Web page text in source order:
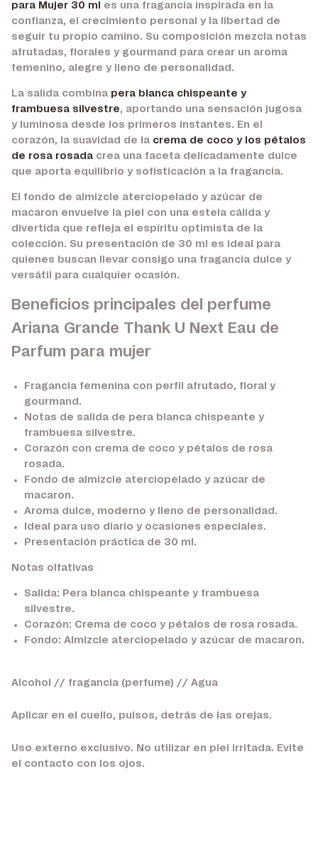
para Mujer 30 ml
es una fragancia inspirada en la
confianza, el crecimiento personal y la libertad de
seguir tu propio camino. Su composición mezcla notas
afrutadas, florales y gourmand para crear un aroma
femenino, alegre y lleno de personalidad.
La salida combina pera blanca chispeante y
frambuesa silvestre, aportando una sensación jugosa
y luminosa desde los primeros instantes. En el
corazón, la suavidad de la crema de coco y los pétalos
de rosa rosada crea una faceta delicadamente dulce
que aporta equilibrio y sofisticación a la fragancia.
El fondo de almizcle aterciopelado y azúcar de
macaron envuelve la piel con una estela cálida y
divertida que refleja el espíritu optimista de la
colección. Su presentación de 30 ml es ideal para
quienes buscan llevar consigo una fragancia dulce y
versátil para cualquier ocasión.
Beneficios principales del perfume
Ariana Grande Thank U Next Eau de
Parfum para mujer
Fragancia femenina con perfil afrutado, floral y
gourmand.
Notas de salida de pera blanca chispeante y
frambuesa silvestre.
Corazón con crema de coco y pétalos de rosa
rosada.
Fondo de almizcle aterciopelado y azúcar de
macaron.
Aroma dulce, moderno y lleno de personalidad.
Ideal para uso diario y ocasiones especiales.
Presentación práctica de 30 ml.
Notas olfativas
Salida: Pera blanca chispeante y frambuesa
silvestre.
Corazón: Crema de coco y pétalos de rosa rosada.
Fondo: Almizcle aterciopelado y azúcar de macaron.
Alcohol // fragancia (perfume) // Agua
Aplicar en el cuello, pulsos, detrás de las orejas.
Uso externo exclusivo. No utilizar en piel irritada. Evite
el contacto con los ojos.